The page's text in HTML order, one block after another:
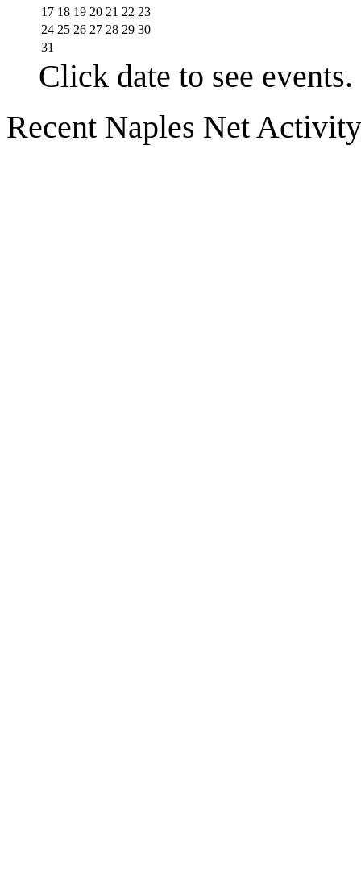
17 18 19 20 21 22 23
24 25 26 27 28 29 30
31
Click date to see events.
Recent Naples Net Activity